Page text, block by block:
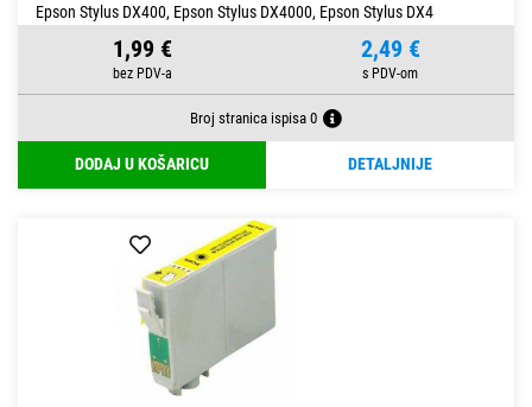
Epson Stylus DX400, Epson Stylus DX4000, Epson Stylus DX4
1,99 € 2,49 €
Broj stranica ispisa 0
DODAJ U KOŠARICU DETALJNIJE